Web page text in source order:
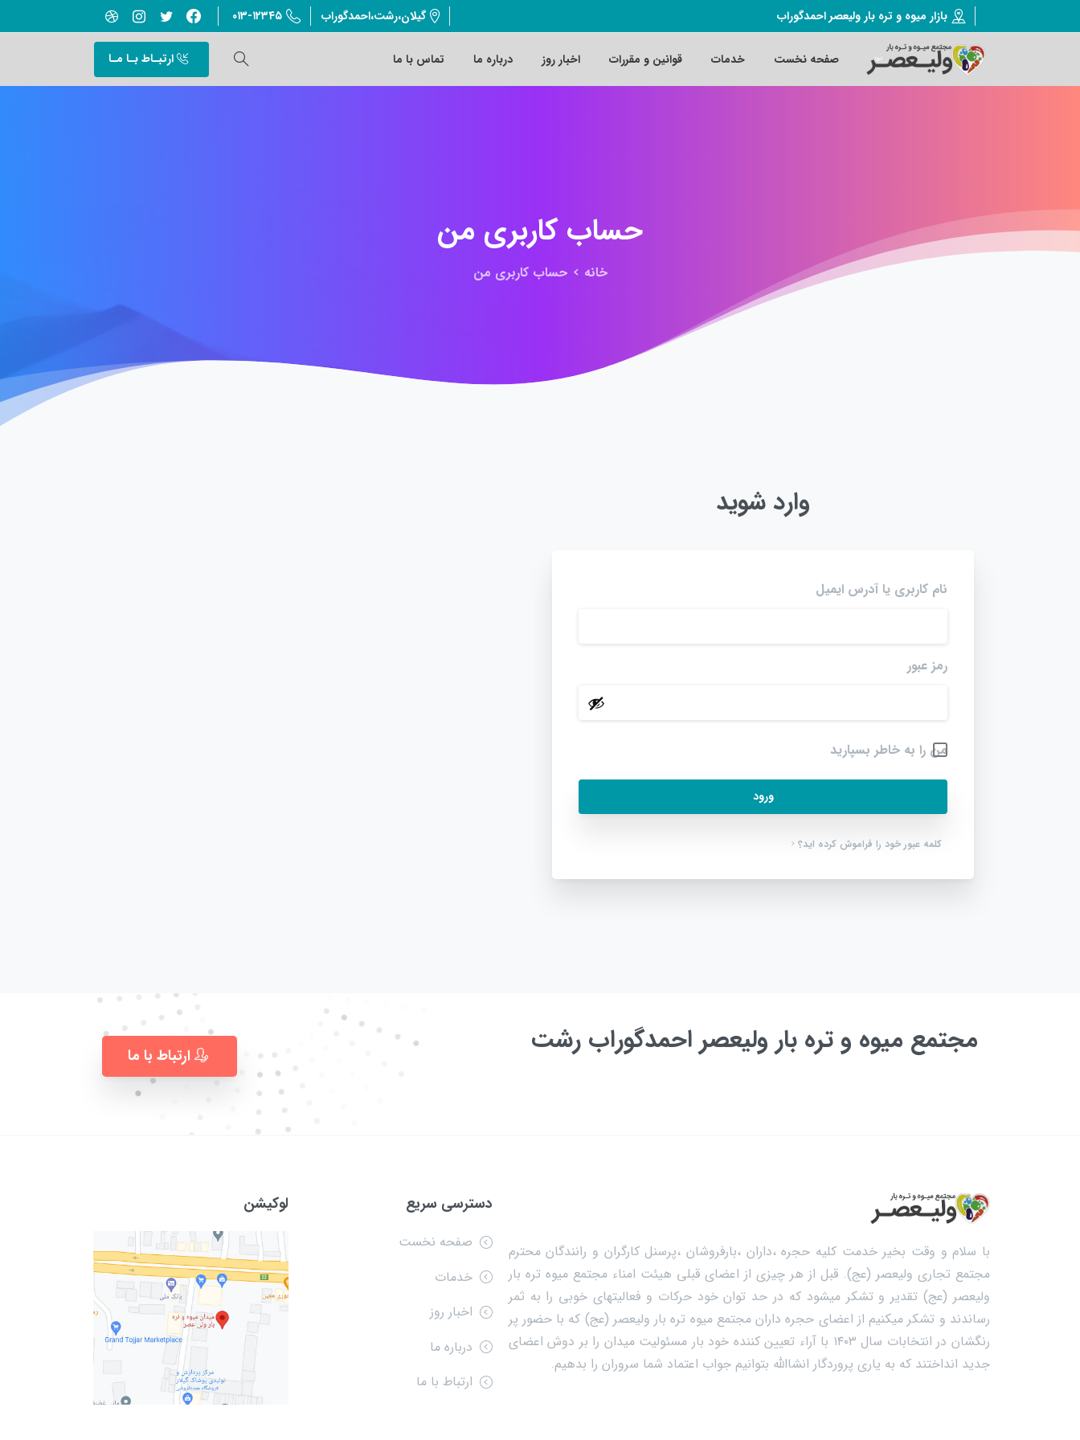
بازار میوه و تره بار ولیعصر احمدگوراب گیلان،رشت،احمدگوراب ۰۱۳-۱۲۳۴۵
صفحه نخست خدمات قوانین و مقررات اخبار روز درباره ما تماس با ما ارتبـاط بـا مـا
حساب کاربری من
خانه حساب کاربری من
وارد شوید
نام کاربری یا آدرس ایمیل
رمز عبور
من را به خاطر بسپارید
ورود
کلمه عبور خود را فراموش کرده اید؟
مجتمع میوه و تره بار ولیعصر احمدگوراب رشت ارتباط با ما
با سلام و وقت بخیر خدمت کلیه حجره ،داران ،بارفروشان ،پرسنل کارگران و رانندگان محترم
مجتمع تجاری ولیعصر (عج). قبل از هر چیزی از اعضای قبلی هیئت امناء مجتمع میوه تره بار
ولیعصر (عج) تقدیر و تشکر میشود که در حد توان خود حرکات و فعالیتهای خوبی را به ثمر
رساندند و تشکر میکنیم از اعضای حجره داران مجتمع میوه تره بار ولیعصر (عج) که با حضور پر
رنگشان در انتخابات سال ۱۴۰۳ با آراء تعیین کننده خود بار مسئولیت میدان را بر دوش اعضای
جدید انداختند که به یاری پروردگار انشاالله بتوانیم جواب اعتماد شما سروران را بدهیم.
دسترسی سریع
صفحه نخست
خدمات
اخبار روز
درباره ما
ارتباط با ما
لوکیشن